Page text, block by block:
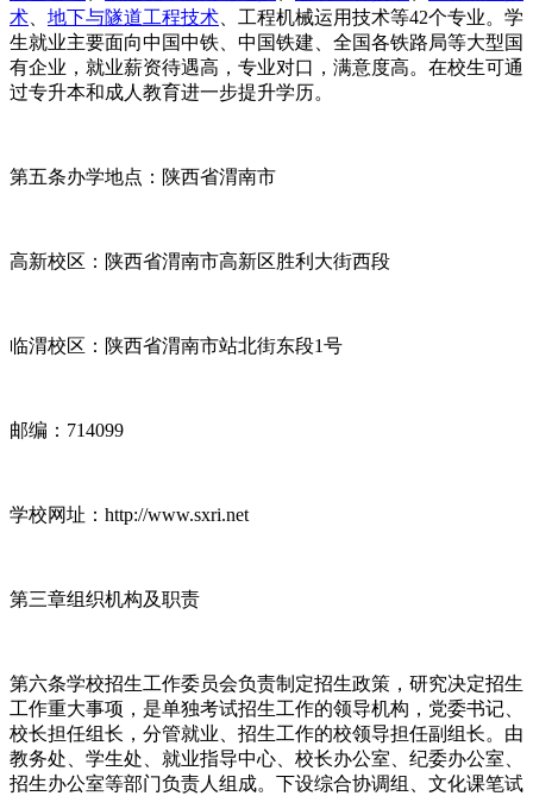
术
地下与隧道工程技术 、工程机械运用技术等42个专业。学
生就业主要面向中国中铁、中国铁建、全国各铁路局等大型国
有企业，就业薪资待遇高，专业对口，满意度高。在校生可通
过专升本和成人教育进一步提升学历。
第五条办学地点：陕西省渭南市
高新校区：陕西省渭南市高新区胜利大街西段
临渭校区：陕西省渭南市站北街东段1号
邮编：714099
学校网址：http://www.sxri.net
第三章组织机构及职责
第六条学校招生工作委员会负责制定招生政策，研究决定招生
工作重大事项，是单独考试招生工作的领导机构，党委书记、
校长担任组长，分管就业、招生工作的校领导担任副组长。由
教务处、学生处、就业指导中心、校长办公室、纪委办公室、
招生办公室等部门负责人组成。下设综合协调组、文化课笔试